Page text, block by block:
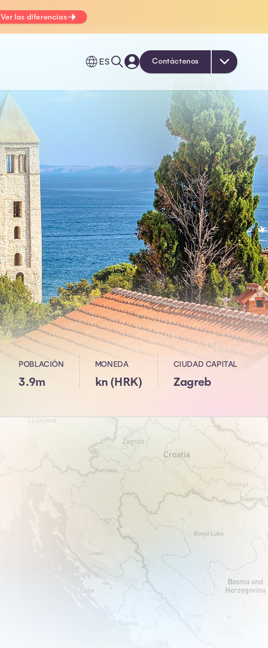
Ver las diferencias
ES Contáctenos
POBLACIÓN
3.9m
MONEDA
kn (HRK)
CIUDAD CAPITAL
Zagreb